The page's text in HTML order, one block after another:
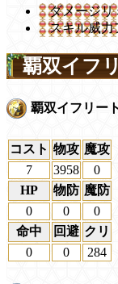
ダメージリ
スキル威力
覇双イフ
覇双イフリー
コスト 物攻 魔攻
7
3958
0
HP
物防 魔防
0
0
0
命中
回避 クリ
0
0 284